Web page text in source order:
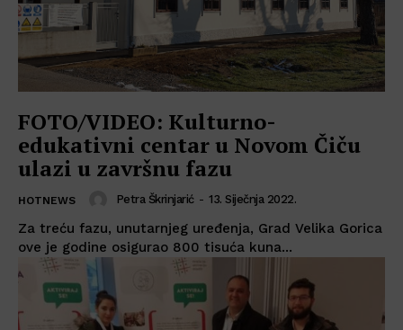
FOTO/VIDEO: Kulturno-
edukativni centar u Novom Čiču
ulazi u završnu fazu
HOTNEWS Petra Škrinjarić - 13. Siječnja 2022.
Za treću fazu, unutarnjeg uređenja, Grad Velika Gorica
ove je godine osigurao 800 tisuća kuna...